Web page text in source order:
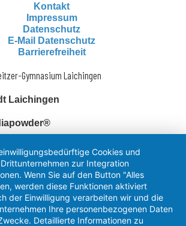
Kontakt
Impressum
Datenschutz
E-Mail Datenschutz
Barrierefreiheit
Gymnasium Laichingen
Laichingen
Cookies und
zur Integration
Wenn Sie auf den Button "Alles
werden diese Funktionen aktiviert
der Einwilligung verarbeiten wir und die
Ihre personenbezogenen Daten
Detaillierte Informationen zu